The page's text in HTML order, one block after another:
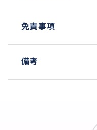
免責事項
備考